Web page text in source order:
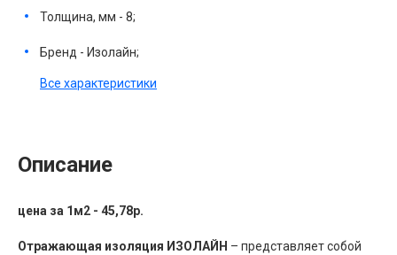
Толщина, мм - 8;
Бренд - Изолайн;
Все характеристики
Описание
цена за 1м2 - 45,78р.
Отражающая изоляция ИЗОЛАЙН – представляет собой